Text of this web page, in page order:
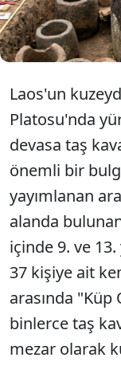
Laos'un
Platosu'nda
devasa taş
önemli bir
yayımlanan
alanda
içinde 9. ve
37 kişiye ait
arasında
binlerce taş
mezar olarak